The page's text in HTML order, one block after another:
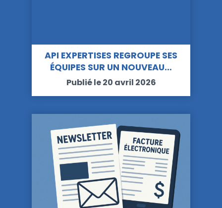
API EXPERTISES REGROUPE SES
ÉQUIPES SUR UN NOUVEAU…
Publié le 20 avril 2026